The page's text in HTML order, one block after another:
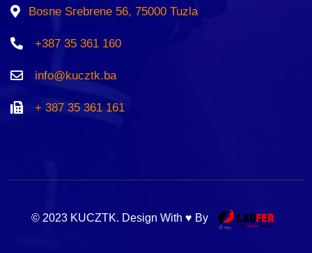
Bosne Srebrene 56, 75000 Tuzla
+387 35 361 160
info@kucztk.ba
+ 387 35 361 161
© 2023 KUCZTK. Design With ♥ By